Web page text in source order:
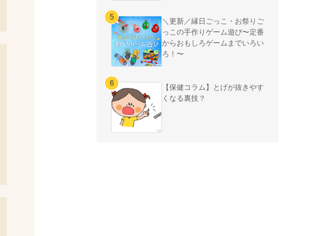
＼更新／縁日ごっこ・お祭りご
っこの手作りゲーム遊び〜定番
からおもしろゲームまでいろい
ろ！〜
【保健コラム】とげが抜きやす
くなる裏技？